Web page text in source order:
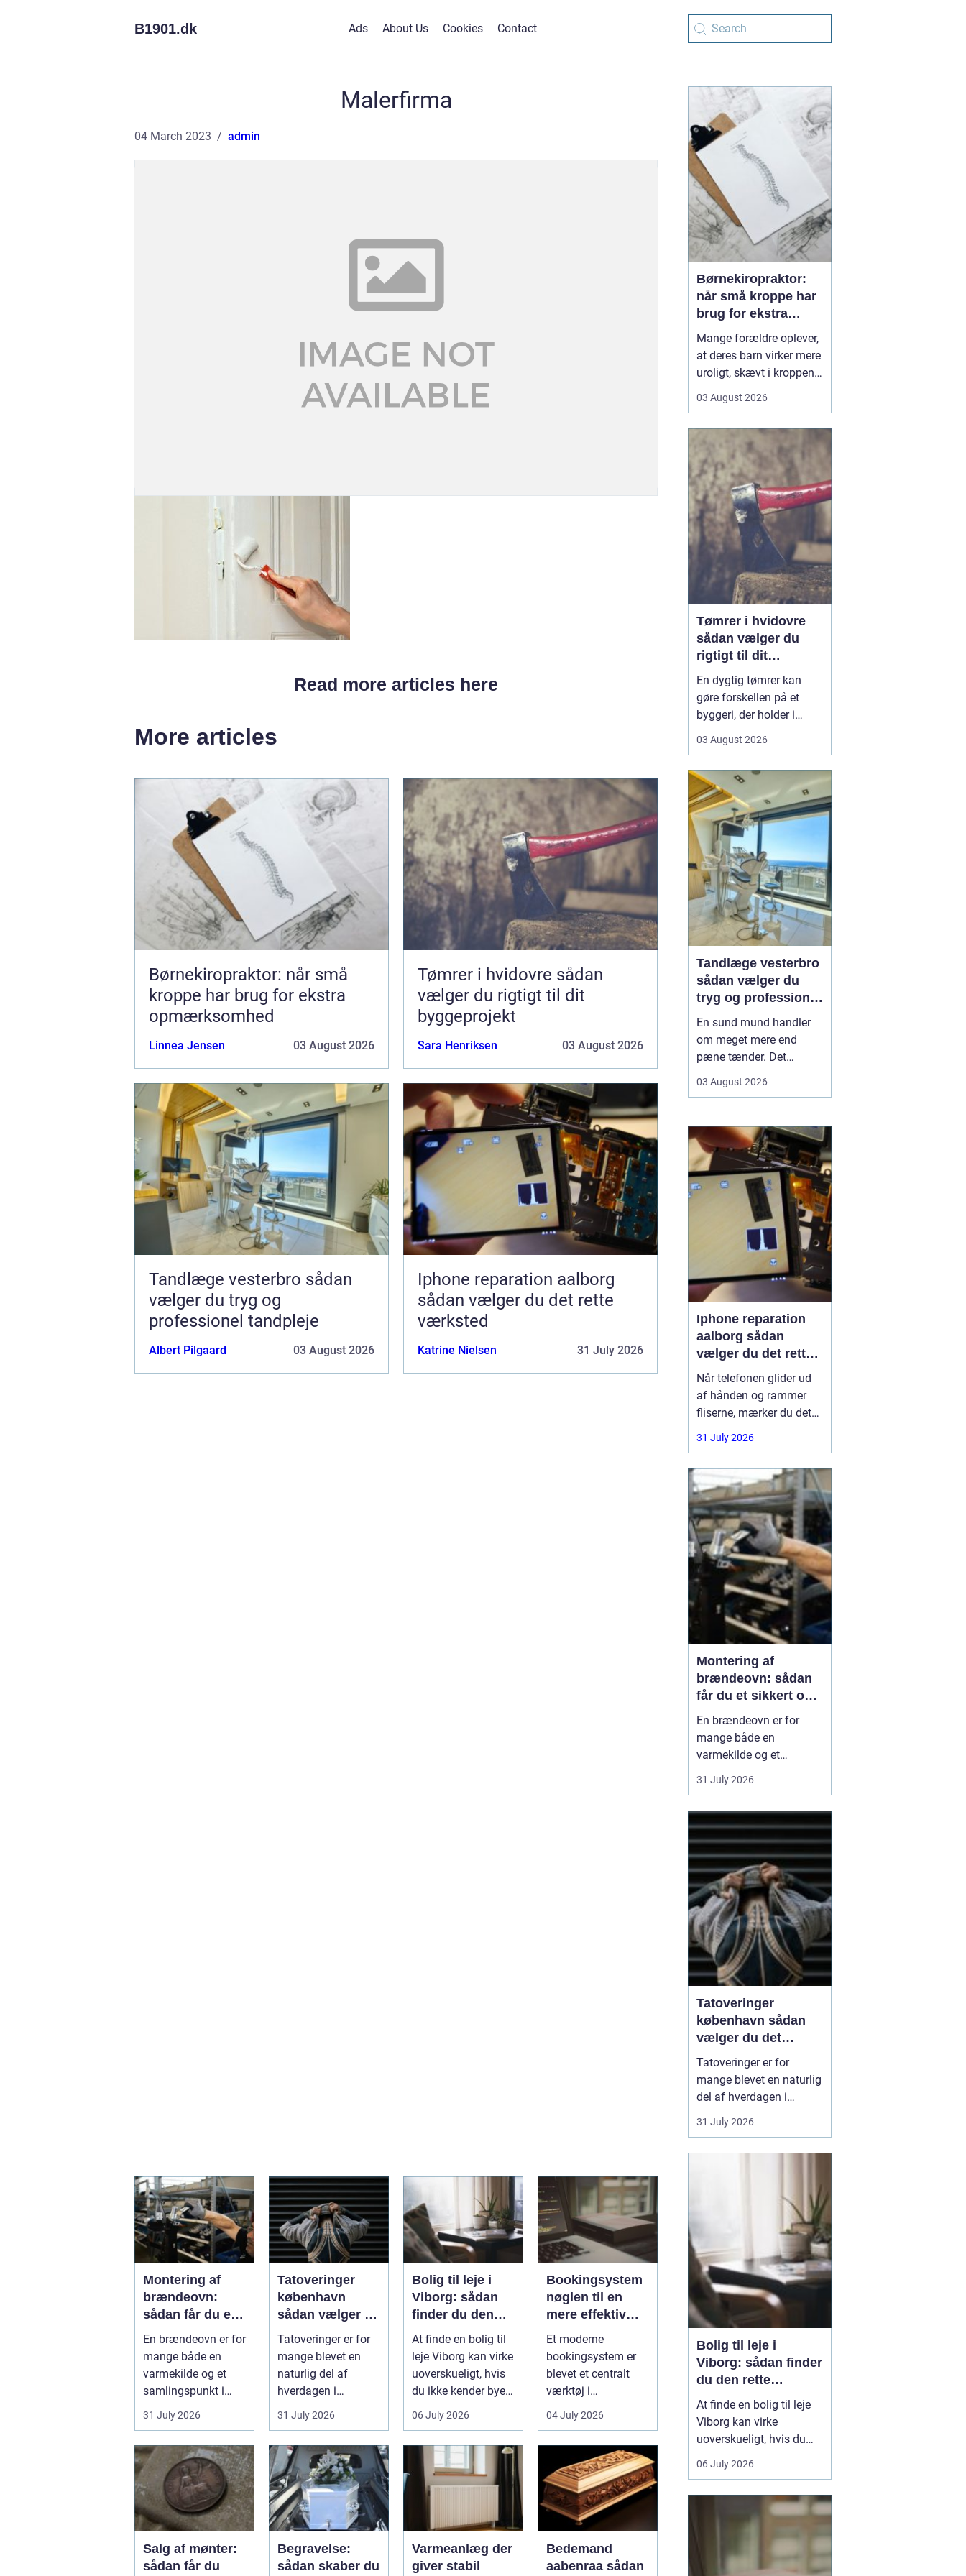
B1901.dk Ads About Us Cookies Contact
Malerfirma
04 March 2023 admin
Read more articles here
More articles
Børnekiropraktor: når små
kroppe har brug for ekstra
opmærksomhed
Linnea Jensen 03 August 2026
Tømrer i hvidovre sådan
vælger du rigtigt til dit
byggeprojekt
Sara Henriksen 03 August 2026
Tandlæge vesterbro sådan
vælger du tryg og
professionel tandpleje
Albert Pilgaard 03 August 2026
Iphone reparation aalborg
sådan vælger du det rette
værksted
Katrine Nielsen 31 July 2026
Montering af
brændeovn:
sådan får du et
sikkert og smukt
resultat
En brændeovn er for
mange både en
varmekilde og et
samlingspunkt i
hjemmet.
Flammerne gi...
31 July 2026
Tatoveringer
københavn
sådan vælger du
det rigtige
Tatoveringer er for
mange blevet en
naturlig del af
hverdagen i
København. Byen er
fyldt med dygtige...
31 July 2026
Bolig til leje i
Viborg: sådan
finder du den
rette lejlighed
At finde en bolig til
leje Viborg kan virke
uoverskueligt, hvis
du ikke kender byen
eller det lokale...
06 July 2026
Bookingsystem
nøglen til en
mere effektiv
klinikhverdag
Et moderne
bookingsystem er
blevet et centralt
værktøj i
sundhedssektoren.
Klinikker, praksis og
beh...
04 July 2026
Salg af mønter:
sådan får du
Begravelse:
sådan skaber du
Varmeanlæg der
giver stabil
Bedemand
aabenraa sådan
Børnekiropraktor:
når små kroppe har
brug for ekstra
opmærksomhed
Mange forældre oplever,
at deres barn virker mere
uroligt, skævt i kroppen
uden at der er en klar
børnekiropraktor være en
mulighed. En kiropraktor
med særlig erfaring i...
03 August 2026
Tømrer i hvidovre
sådan vælger du
rigtigt til dit
byggeprojekt
En dygtig tømrer kan
gøre forskellen på et
byggeri, der holder i
giver dig problemer igen
efter en tømrer i
Hvidovre, handler det
derfor ikke kun om pris.
Det handler om kvalitet,
tryghed og gode løsni...
03 August 2026
Tandlæge vesterbro
sådan vælger du
tryg og professionel
tandpleje
En sund mund handler
om meget mere end
pæne tænder. Det
hverdag, din selvtillid og
duleder efter tandlæge
vesterbro, møder du
derfor mange
valgmuligheder m...
03 August 2026
Iphone reparation
aalborg sådan
vælger du det rette
værksted
Når telefonen glider ud
af hånden og rammer
fliserne, mærker du det
med det samme.
Skærmen splintrer, lyden
står af midt på dagen.
For mange i Aalborg er
mobilen helt central i
både arbejde, studie og
hverdag. Derfor
31 July 2026
Montering af
brændeovn: sådan
får du et sikkert og
smukt resultat
En brændeovn er for
mange både en
varmekilde og et
samlingspunkt i
hjemmet. Flammerne
mærkes i hele rummet.
Men montering af
brændeovn er ikke noget,
man bør kaste sig ud i
uden viden og
planl&ae...
31 July 2026
Tatoveringer
københavn sådan
vælger du det
rigtige studie
Tatoveringer er for
mange blevet en naturlig
del af hverdagen i
København. Byen er fyldt
med dygtige artister,
spænder vidt. Når man
31 July 2026
Bolig til leje i
Viborg: sådan finder
du den rette
lejlighed
At finde en bolig til leje
Viborg kan virke
uoverskueligt, hvis du
ikke kender byen eller det
lokale boligmarked. Der
priserne varierer, og
områderne har hver
deres særpræg. Med en
klar plan, lidt viden om
06 July 2026